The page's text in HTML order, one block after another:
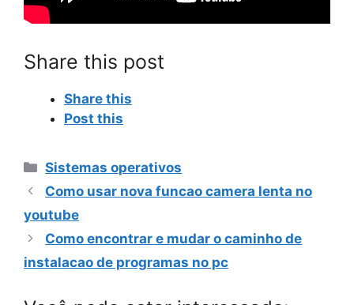
Share this post
Share this
Post this
Categorias
Sistemas operativos
Como usar nova funcao camera lenta no
youtube
Como encontrar e mudar o caminho de
instalacao de programas no pc